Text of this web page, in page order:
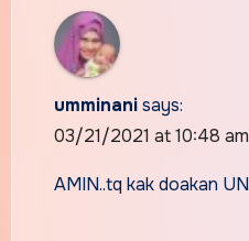
umminanisays:
03/21/2021 at 10:48 am
AMIN..tq kak doakan UN